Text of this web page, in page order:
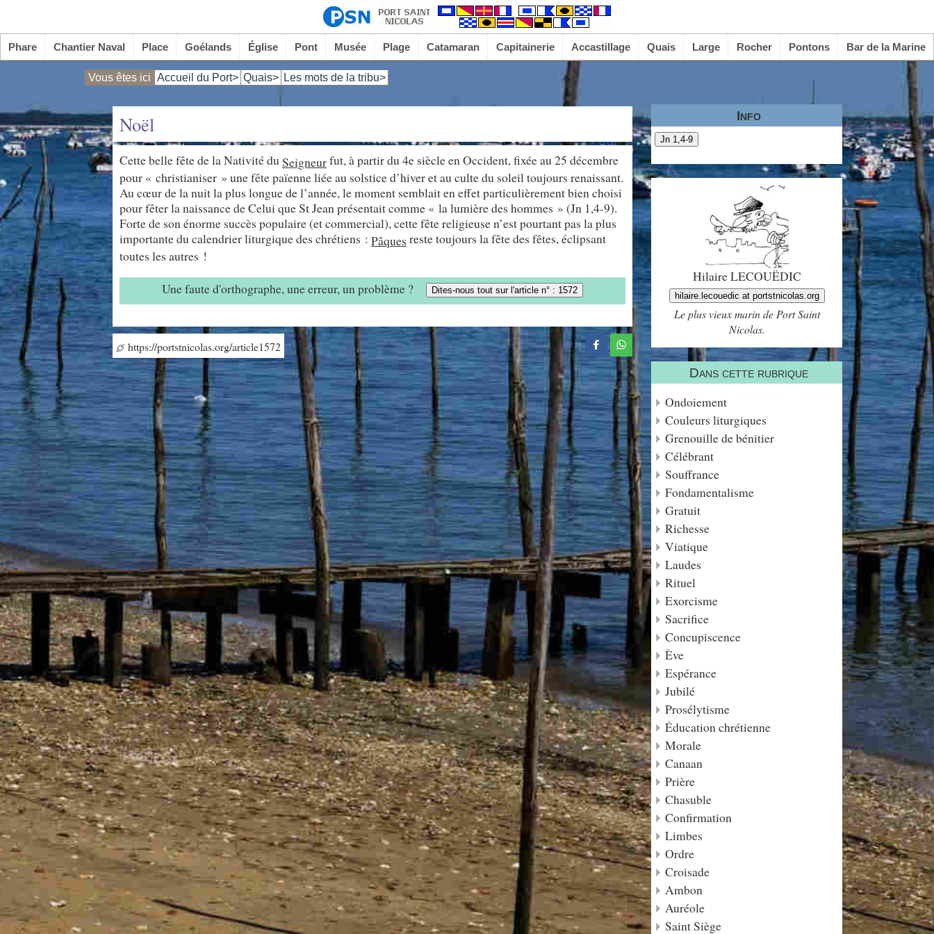
Phare Chantier Naval Place Goélands Église Pont Musée Plage Catamaran Capitainerie Accastillage Quais Large Rocher Pontons Bar de la Marine
Vous êtes ici Accueil du Port> Quais> Les mots de la tribu>
Noël
Cette belle fête de la Nativité duSeigneurfut, à partir du 4e siècle en Occident, fixée au 25 décembre
pour « christianiser » une fête païenne liée au solstice d’hiver et au culte du soleil toujours renaissant.
Au cœur de la nuit la plus longue de l’année, le moment semblait en effet particulièrement bien choisi
pour fêter la naissance de Celui que St Jean présentait comme « la lumière des hommes » (Jn 1,4-9).
Forte de son énorme succès populaire (et commercial), cette fête religieuse n’est pourtant pas la plus
importante du calendrier liturgique des chrétiens : Pâques reste toujours la fête des fêtes, éclipsant
toutes les autres !
Une faute d'orthographe, une erreur, un problème ?
Dites-nous tout sur l'article n° : 1572
https://portstnicolas.org/article1572
Info
Jn 1,4-9
Hilaire LECOUËDIC
hilaire.lecouedic at portstnicolas.org
Le plus vieux marin de Port Saint
Nicolas.
Dans cette rubrique
Ondoiement
Couleurs liturgiques
Grenouille de bénitier
Célébrant
Souffrance
Fondamentalisme
Gratuit
Richesse
Viatique
Laudes
Rituel
Exorcisme
Sacrifice
Concupiscence
Ève
Espérance
Jubilé
Prosélytisme
Éducation chrétienne
Morale
Canaan
Prière
Chasuble
Confirmation
Limbes
Ordre
Croisade
Ambon
Auréole
Saint Siège